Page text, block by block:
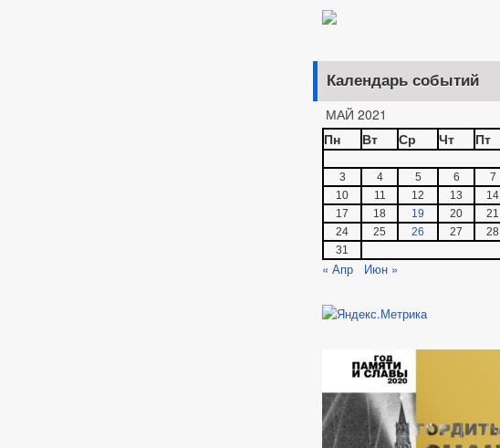
Календарь событий
МАЙ 2021
Пн
Вт Ср Чт Пт
3
4 5 6 7
10
11 12 13 14
17
18 19 20 21
24
25 26 27 28
31
« Апр Июн »